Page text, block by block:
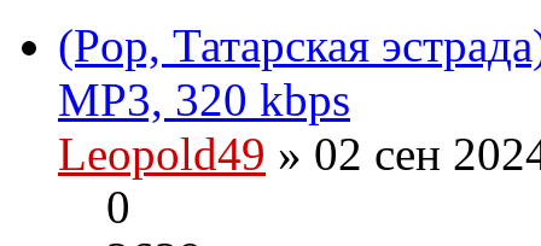
(Pop, Татарская
MP3, 320 kbps
Leopold49 » 02 сен
0